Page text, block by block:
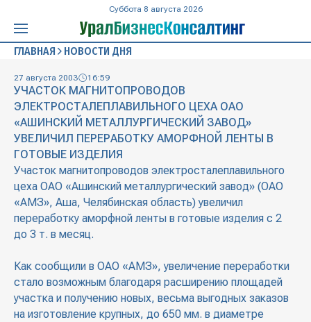
Суббота 8 августа 2026
ГЛАВНАЯ НОВОСТИ ДНЯ
27 августа 2003 16:59
УЧАСТОК МАГНИТОПРОВОДОВ
ЭЛЕКТРОСТАЛЕПЛАВИЛЬНОГО ЦЕХА ОАО
«АШИНСКИЙ МЕТАЛЛУРГИЧЕСКИЙ ЗАВОД»
УВЕЛИЧИЛ ПЕРЕРАБОТКУ АМОРФНОЙ ЛЕНТЫ В
ГОТОВЫЕ ИЗДЕЛИЯ
Участок магнитопроводов электросталеплавильного
цеха ОАО «Ашинский металлургический завод» (ОАО
«АМЗ», Аша, Челябинская область) увеличил
переработку аморфной ленты в готовые изделия с 2
до 3 т. в месяц.
Как сообщили в ОАО «АМЗ», увеличение переработки
стало возможным благодаря расширению площадей
участка и получению новых, весьма выгодных заказов
на изготовление крупных, до 650 мм. в диаметре